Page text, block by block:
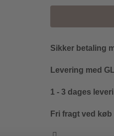
Sikker betaling
Levering med
1 - 3 dages
Fri fragt ved køb